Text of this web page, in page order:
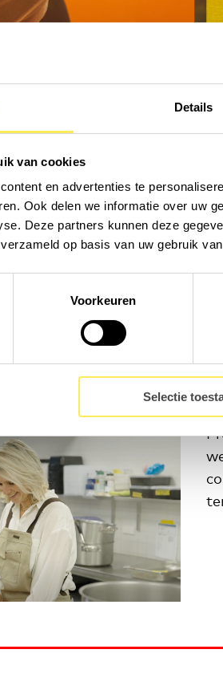
Details
van cookies
en advertenties te
Ook delen we informatie over uw
Deze partners kunnen deze
op basis van uw gebruik
Voorkeuren
Selectie
week